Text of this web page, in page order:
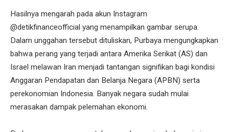
Hasilnya mengarah pada akun Instagram
@detikfinanceofficial yang menampilkan gambar serupa.
Dalam unggahan tersebut dituliskan, Purbaya mengungkapkan
bahwa perang yang terjadi antara Amerika Serikat (AS) dan
Israel melawan Iran menjadi tantangan signifikan bagi kondisi
Anggaran Pendapatan dan Belanja Negara (APBN) serta
perekonomian Indonesia. Banyak negara sudah mulai
merasakan dampak pelemahan ekonomi.⁣